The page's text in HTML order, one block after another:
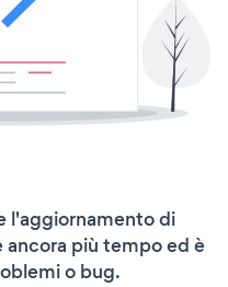
l'aggiornamento di
più tempo ed è
o bug.